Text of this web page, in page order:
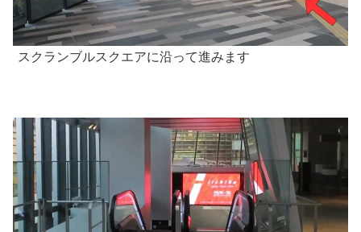
スクランブルスクエアに沿って進みます